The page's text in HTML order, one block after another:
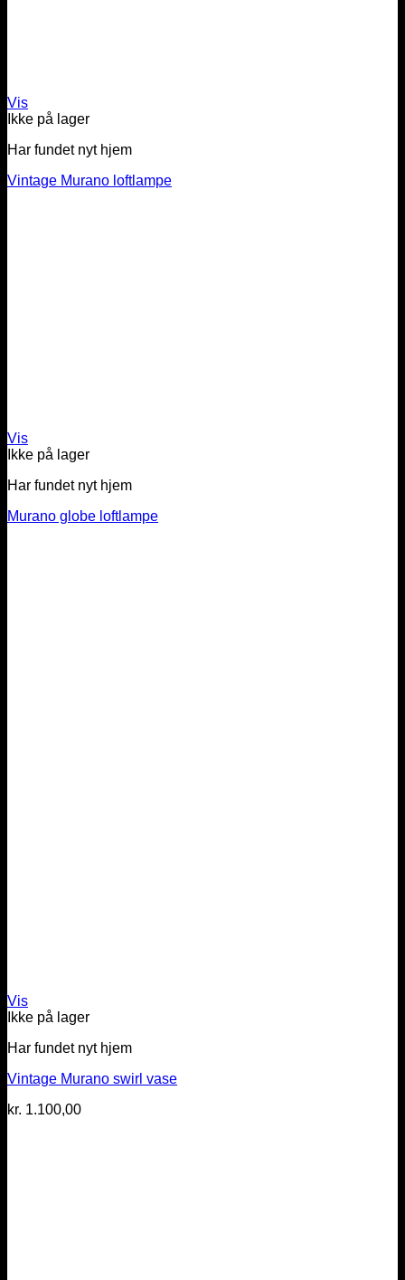
Vis
Ikke på lager
Har fundet nyt hjem
Vintage Murano loftlampe
Vis
Ikke på lager
Har fundet nyt hjem
Murano globe loftlampe
Vis
Ikke på lager
Har fundet nyt hjem
Vintage Murano swirl vase
kr. 1.100,00